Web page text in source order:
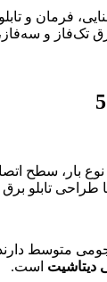
تک‌فاز و
نوع بار، سطح
طراحی تابلو
متوسط
دیتاشیت است.